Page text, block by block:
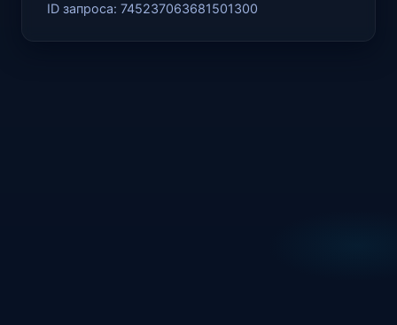
ID запроса: 745237063681501300